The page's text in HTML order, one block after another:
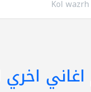
اغاني اخري